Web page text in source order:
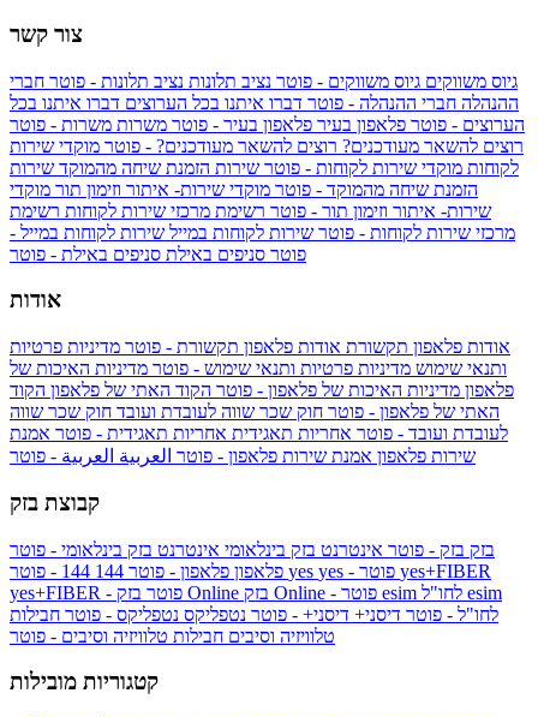
צור קשר
גיוס משווקים גיוס משווקים - פוטר נציב תלונות נציב תלונות - פוטר חברי
ההנהלה חברי ההנהלה - פוטר דברו איתנו בכל הערוצים דברו איתנו בכל
הערוצים - פוטר פלאפון בעיר פלאפון בעיר - פוטר משרות משרות - פוטר
רוצים להשאר מעודכנים? רוצים להשאר מעודכנים? - פוטר מוקדי שירות
לקוחות מוקדי שירות לקוחות - פוטר שירות הזמנת שיחה מהמוקד שירות
הזמנת שיחה מהמוקד - פוטר מוקדי שירות- איתור וזימון תור מוקדי
שירות- איתור וזימון תור - פוטר רשימת מרכזי שירות לקוחות רשימת
מרכזי שירות לקוחות - פוטר שירות לקוחות במייל שירות לקוחות במייל -
פוטר סניפים באילת סניפים באילת - פוטר
אודות
אודות פלאפון תקשורת אודות פלאפון תקשורת - פוטר מדיניות פרטיות
ותנאי שימוש מדיניות פרטיות ותנאי שימוש - פוטר מדיניות האיכות של
פלאפון מדיניות האיכות של פלאפון - פוטר הקוד האתי של פלאפון הקוד
האתי של פלאפון - פוטר חוק שכר שווה לעובדת ועובד חוק שכר שווה
לעובדת ועובד - פוטר אחריות תאגידית אחריות תאגידית - פוטר אמנת
שירות פלאפון אמנת שירות פלאפון - פוטר العربية العربية - פוטר
קבוצת בזק
בזק בזק - פוטר אינטרנט בזק בינלאומי אינטרנט בזק בינלאומי - פוטר
פלאפון פלאפון - פוטר 144 yes
yes+FIBER
yes+FIBER - פוטר בזק Online
esim
לחו"ל - פוטר דיסני+ דיסני+ - פוטר נטפליקס נטפליקס - פוטר חבילות
טלוויזיה וסיבים חבילות טלוויזיה וסיבים - פוטר
קטגוריות מובילות